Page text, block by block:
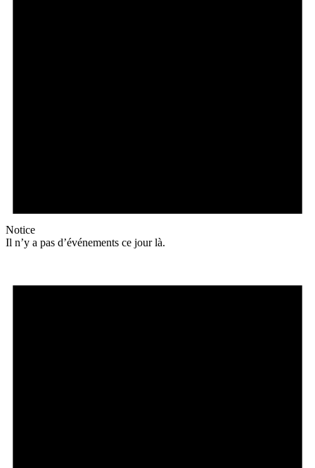
Notice
Il n’y a pas d’événements ce jour là.